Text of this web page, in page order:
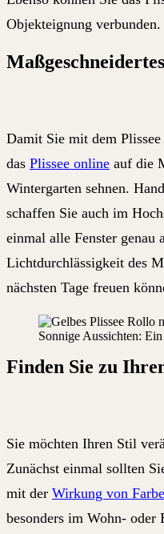
Objekteignung
Damit Sie mit dem
das Plissee online auf die
Wintergarten sehnen.
schaffen Sie auch im
einmal alle Fenster
Lichtdurchlässigkeit des
nächsten Tage freuen
Sonnige Aussichten:
Finden Sie zu
Sie möchten Ihren Stil
Zunächst einmal sollten
mit der Wirkung von
besonders im Wohn-